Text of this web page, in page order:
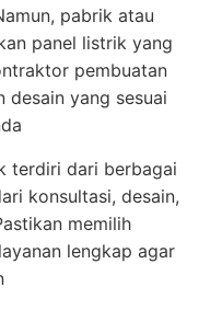
pabrik atau
panel listrik yang
pembuatan
desain yang sesuai
terdiri dari berbagai
konsultasi, desain,
memilih
lengkap agar